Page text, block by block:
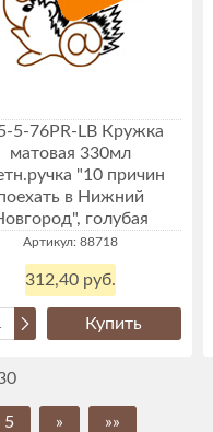
5-76PR-LB Кружка
матовая 330мл
"10 причин
в Нижний
голубая
Артикул: 88718
312,40 руб.
Купить
5 » »»